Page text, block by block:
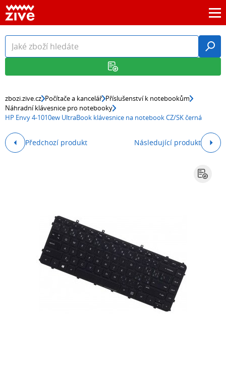
zbozi.zive.cz Počítače a kancelář Příslušenství k notebookům
Náhradní klávesnice pro notebooky
HP Envy 4-1010ew UltraBook klávesnice na notebook CZ/SK černá
Předchozí produkt Následující produkt